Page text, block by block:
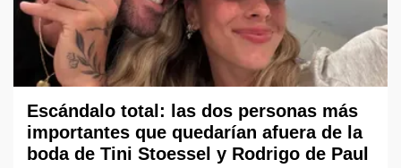
Escándalo total: las dos personas más
importantes que quedarían afuera de la
boda de Tini Stoessel y Rodrigo de Paul